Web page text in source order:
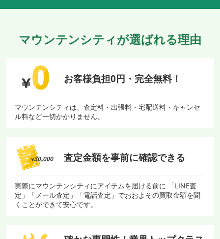
マウンテンシティが選ばれる理由
お客様負担0円・ 完全無料！
マウンテンシティは、査定料・出張料・宅配送料・キャンセ
ル料など一切かかりません。
査定金額を事前に確認できる
実際にマウンテンシティにアイテムを届ける前に 「LINE査
定」「メール査定」「電話査定」でおおよその買取金額を聞
くことができて安心です。